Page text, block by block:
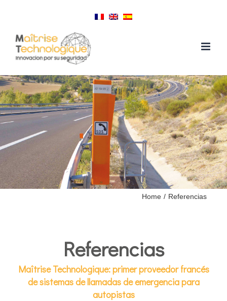
Home / Referencias
Referencias
Maîtrise Technologique: primer proveedor francés
de sistemas de llamadas de emergencia para
autopistas